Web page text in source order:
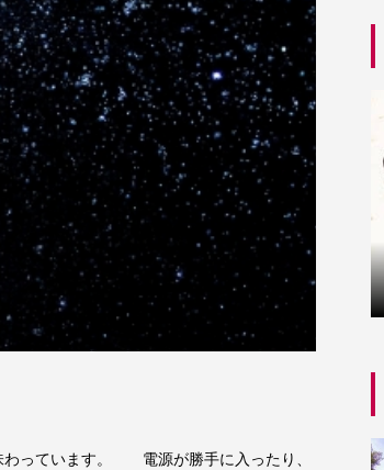
っています。 電源が勝手に入ったり、